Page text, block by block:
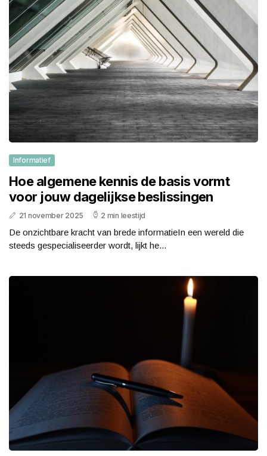
Informatief
Hoe algemene kennis de basis vormt
voor jouw dagelijkse beslissingen
21 november 2025 2 min leestijd
De onzichtbare kracht van brede informatieIn een wereld die
steeds gespecialiseerder wordt, lijkt he...